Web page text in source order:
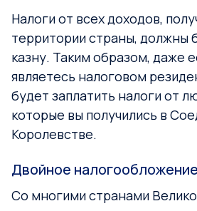
Налоги от всех доходов,
территории страны, должны
казну. Таким образом, даже
являетесь налоговом
будет заплатить налоги от
которые вы получились в
Королевстве.
Двойное налогообложение
Со многими странами